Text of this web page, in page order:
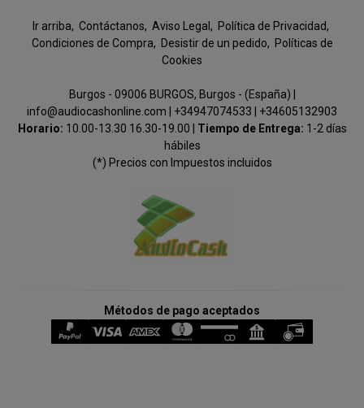
Ir arriba Contáctanos Aviso Legal
Política de Privacidad
Condiciones de Compra
Desistir de un pedido
Políticas de
Cookies
Burgos - 09006 BURGOS, Burgos - (España) |
info@audiocashonline.com | +34947074533
+34605132903
Horario: 10.00-13.30 16.30-19.00 | Tiempo de Entrega: 1-2 días
hábiles
(*) Precios con Impuestos incluidos
Métodos de pago aceptados